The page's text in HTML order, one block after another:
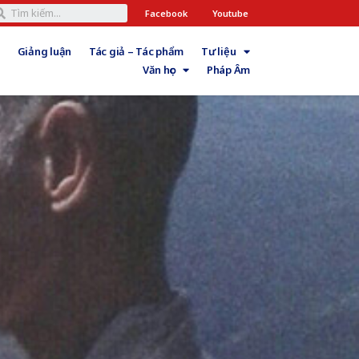
Facebook Youtube
Giảng luận Tác giả – Tác phẩm
Tư liệu
Văn học
Pháp Âm